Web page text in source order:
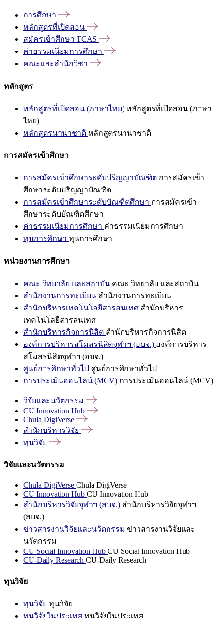
การศึกษา
หลักสูตรที่เปิดสอน
สมัครเข้าศึกษา TCAS
ค่าธรรมเนียมการศึกษา
คณะและสำนักวิชา
หลักสูตร
หลักสูตรที่เปิดสอน (ภาษาไทย) หลักสูตรที่เปิดสอน (ภาษา
ไทย)
หลักสูตรนานาชาติ หลักสูตรนานาชาติ
การสมัครเข้าศึกษา
การสมัครเข้าศึกษาระดับปริญญาบัณฑิต การสมัครเข้า
ศึกษาระดับปริญญาบัณฑิต
การสมัครเข้าศึกษาระดับบัณฑิตศึกษา การสมัครเข้า
ศึกษาระดับบัณฑิตศึกษา
ค่าธรรมเนียมการศึกษา ค่าธรรมเนียมการศึกษา
ทุนการศึกษา ทุนการศึกษา
หน่วยงานการศึกษา
คณะ วิทยาลัย และสถาบัน คณะ วิทยาลัย และสถาบัน
สำนักงานการทะเบียน สำนักงานการทะเบียน
สำนักบริหารเทคโนโลยีสารสนเทศ สำนักบริหาร
เทคโนโลยีสารสนเทศ
สำนักบริหารกิจการนิสิต สำนักบริหารกิจการนิสิต
องค์การบริหารสโมสรนิสิตจุฬาฯ (อบจ.) องค์การบริหาร
สโมสรนิสิตจุฬาฯ (อบจ.)
ศูนย์การศึกษาทั่วไป ศูนย์การศึกษาทั่วไป
การประเมินออนไลน์ (MCV) การประเมินออนไลน์ (MCV)
วิจัยและนวัตกรรม
CU Innovation Hub
Chula DigiVerse
สำนักบริหารวิจัย
ทุนวิจัย
วิจัยและนวัตกรรม
Chula DigiVerse Chula DigiVerse
CU Innovation Hub CU Innovation Hub
สำนักบริหารวิจัยจุฬาฯ (สบจ.) สำนักบริหารวิจัยจุฬาฯ
(สบจ.)
ข่าวสารงานวิจัยและนวัตกรรม ข่าวสารงานวิจัยและ
นวัตกรรม
CU Social Innovation Hub CU Social Innovation Hub
CU-Daily Research CU-Daily Research
ทุนวิจัย
ทุนวิจัย ทุนวิจัย
ทุนวิจัยในประเทศ ทุนวิจัยในประเทศ